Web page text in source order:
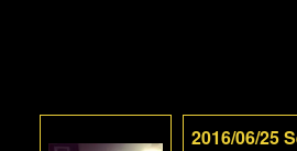
2016/06/25